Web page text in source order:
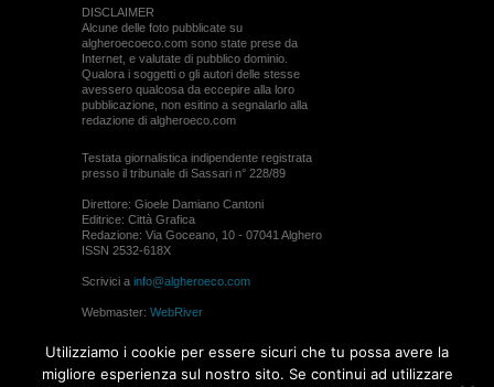
DISCLAIMER
Alcune delle foto pubblicate su
algheroecoeco.com sono state prese da
Internet, e valutate di pubblico dominio.
Qualora i soggetti o gli autori delle stesse
avessero qualcosa da eccepire alla loro
pubblicazione, non esitino a segnalarlo alla
redazione di algheroeco.com
Testata giornalistica indipendente registrata
presso il tribunale di Sassari n° 228/89
Direttore: Gioele Damiano Cantoni
Editrice: Città Grafica
Redazione: Via Goceano, 10 - 07041 Alghero
ISSN 2532-618X
Scrivici a info@algheroeco.com
Webmaster: WebRiver
permesso di algheroeco.com
Utilizziamo i cookie per essere sicuri che tu possa avere la
migliore esperienza sul nostro sito. Se continui ad utilizzare